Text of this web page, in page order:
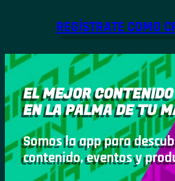
REGÍSTRATE COMO
EL MEJOR
EN LA PALMA DE TU
Somos la app para
contenido, eventos y